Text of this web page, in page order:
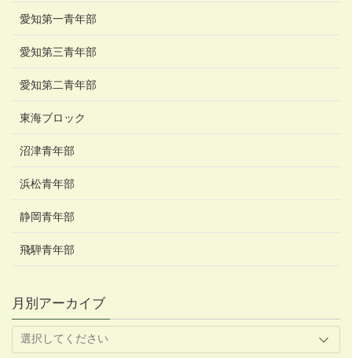
愛知第一青年部
愛知第三青年部
愛知第二青年部
東海ブロック
沼津青年部
浜松青年部
静岡青年部
飛騨青年部
月別アーカイブ